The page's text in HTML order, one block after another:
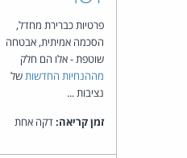
פרטיות כברירת מחדל,
הסכמה אמיתית, אבטחה
שוטפת - אלו הם חלק
מההנחיות החדשותשל
נציבות ...
זמן קריאה:דקה אחת